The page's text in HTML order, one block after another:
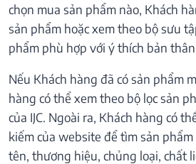
chọn mua sản phẩm nào, Khách
sản phẩm hoặc xem theo bộ sưu
phẩm phù hợp với ý thích bản
Nếu Khách hàng đã có sản phẩm
hàng có thể xem theo bộ lọc sản
của IJC. Ngoài ra, Khách hàng có
kiếm của website để tìm sản
tên, thương hiệu, chủng loại, chất